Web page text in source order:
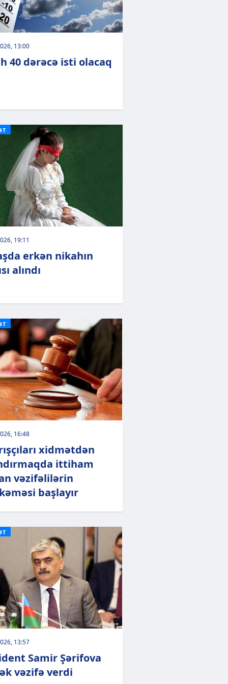
13:00
40 dərəcə isti olacaq
19:11
erkən nikahın
alındı
16:48
xidmətdən
ittiham
vəzifəlilərin
başlayır
13:57
Samir Şərifova
vəzifə verdi